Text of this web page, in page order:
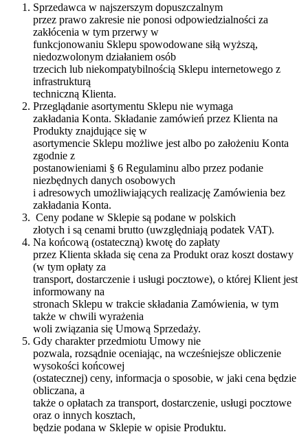
Sprzedawca w najszerszym dopuszczalnym
przez prawo zakresie nie ponosi odpowiedzialności za
zakłócenia w tym przerwy w
funkcjonowaniu Sklepu spowodowane siłą wyższą,
niedozwolonym działaniem osób
trzecich lub niekompatybilnością Sklepu internetowego z
infrastrukturą
techniczną Klienta.
Przeglądanie asortymentu Sklepu nie wymaga
zakładania Konta. Składanie zamówień przez Klienta na
Produkty znajdujące się w
asortymencie Sklepu możliwe jest albo po założeniu Konta
zgodnie z
postanowieniami § 6 Regulaminu albo przez podanie
niezbędnych danych osobowych
i adresowych umożliwiających realizację Zamówienia bez
zakładania Konta.
Ceny podane w Sklepie są podane w polskich
złotych i są cenami brutto (uwzględniają podatek VAT).
Na końcową (ostateczną) kwotę do zapłaty
przez Klienta składa się cena za Produkt oraz koszt dostawy
(w tym opłaty za
transport, dostarczenie i usługi pocztowe), o której Klient jest
informowany na
stronach Sklepu w trakcie składania Zamówienia, w tym
także w chwili wyrażenia
woli związania się Umową Sprzedaży.
Gdy charakter przedmiotu Umowy nie
pozwala, rozsądnie oceniając, na wcześniejsze obliczenie
wysokości końcowej
(ostatecznej) ceny, informacja o sposobie, w jaki cena będzie
obliczana, a
także o opłatach za transport, dostarczenie, usługi pocztowe
oraz o innych kosztach,
będzie podana w Sklepie w opisie Produktu.